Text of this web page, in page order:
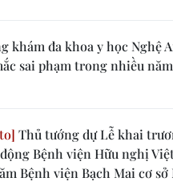
khám đa khoa y học Nghệ
sai phạm trong nhiều năm
Thủ tướng dự Lễ khai
Bệnh viện Hữu nghị
Bệnh viện Bạch Mai cơ sở